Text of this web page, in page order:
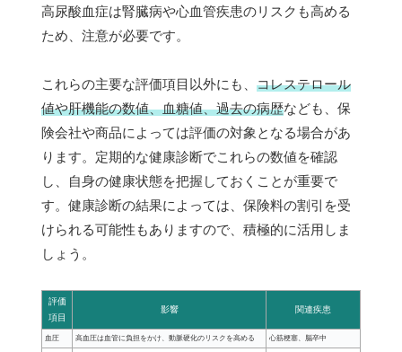
高尿酸血症は腎臓病や心血管疾患のリスクも高める
ため、注意が必要です。
これらの主要な評価項目以外にも、 コレステロール
値や肝機能の数値、血糖値、過去の病歴なども、保
険会社や商品によっては評価の対象となる場合があ
ります。定期的な健康診断でこれらの数値を確認
し、自身の健康状態を把握しておくことが重要で
す。健康診断の結果によっては、保険料の割引を受
けられる可能性もありますので、積極的に活用しま
しょう。
評価
項目
影響 関連疾患
血圧 高血圧は血管に負担をかけ、動脈硬化のリスクを高める 心筋梗塞、脳卒中